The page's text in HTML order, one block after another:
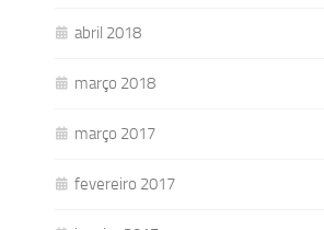
abril 2018
março 2018
março 2017
fevereiro 2017